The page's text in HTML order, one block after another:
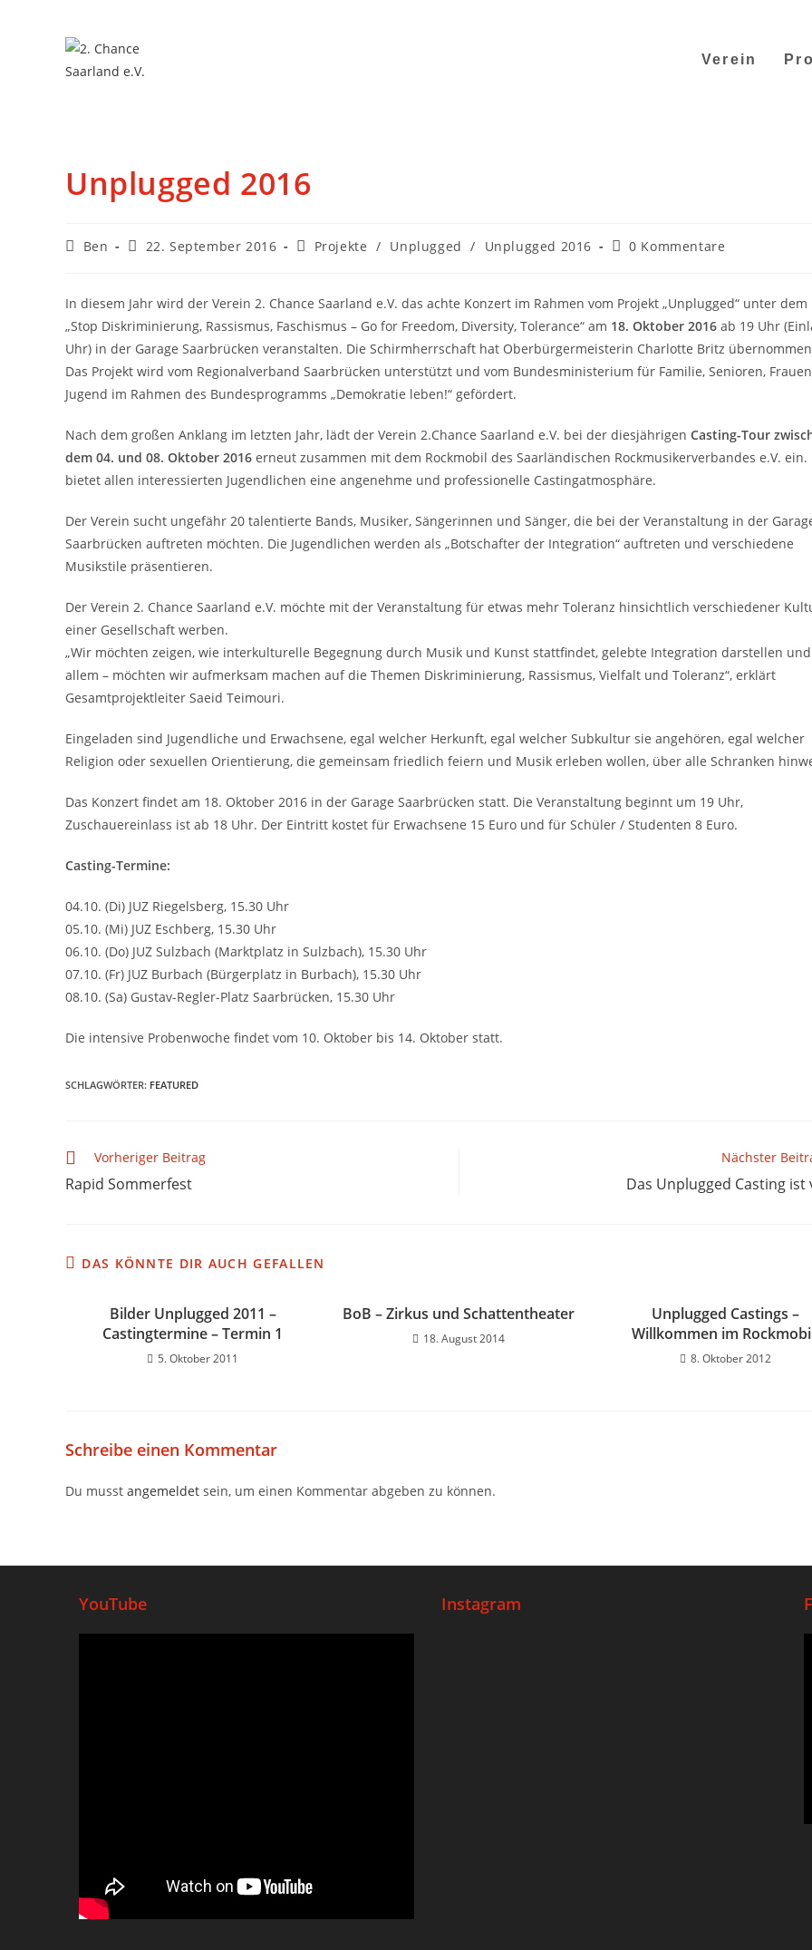
Verein
Unplugged 2016
Ben 22. September 2016 Projekte / Unplugged / Unplugged 2016 0 Kommentare
In diesem Jahr wird der Verein 2. Chance Saarland e.V. das achte Konzert im Rahmen vom Projekt „Unplugged“ unter
„Stop Diskriminierung, Rassismus, Faschismus – Go for Freedom, Diversity, Tolerance“ am 18. Oktober 2016 ab 19 Uhr
Uhr) in der Garage Saarbrücken veranstalten. Die Schirmherrschaft hat Oberbürgermeisterin Charlotte Britz
Das Projekt wird vom Regionalverband Saarbrücken unterstützt und vom Bundesministerium für Familie, Senioren,
Jugend im Rahmen des Bundesprogramms „Demokratie leben!“ gefördert.
Nach dem großen Anklang im letzten Jahr, lädt der Verein 2.Chance Saarland e.V. bei der diesjährigen Casting-Tour
dem 04. und 08. Oktober 2016 erneut zusammen mit dem Rockmobil des Saarländischen Rockmusikerverbandes e.V. ein.
bietet allen interessierten Jugendlichen eine angenehme und professionelle Castingatmosphäre.
Der Verein sucht ungefähr 20 talentierte Bands, Musiker, Sängerinnen und Sänger, die bei der Veranstaltung in der
Saarbrücken auftreten möchten. Die Jugendlichen werden als „Botschafter der Integration“ auftreten und verschiedene
Musikstile präsentieren.
Der Verein 2. Chance Saarland e.V. möchte mit der Veranstaltung für etwas mehr Toleranz hinsichtlich verschiedener
einer Gesellschaft werben.
„Wir möchten zeigen, wie interkulturelle Begegnung durch Musik und Kunst stattfindet, gelebte Integration darstellen
allem – möchten wir aufmerksam machen auf die Themen Diskriminierung, Rassismus, Vielfalt und Toleranz“, erklärt
Gesamtprojektleiter Saeid Teimouri.
Eingeladen sind Jugendliche und Erwachsene, egal welcher Herkunft, egal welcher Subkultur sie angehören, egal welcher
Religion oder sexuellen Orientierung, die gemeinsam friedlich feiern und Musik erleben wollen, über alle Schranken
Das Konzert findet am 18. Oktober 2016 in der Garage Saarbrücken statt. Die Veranstaltung beginnt um 19 Uhr,
Zuschauereinlass ist ab 18 Uhr. Der Eintritt kostet für Erwachsene 15 Euro und für Schüler / Studenten 8 Euro.
Casting-Termine:
04.10. (Di) JUZ Riegelsberg, 15.30 Uhr
05.10. (Mi) JUZ Eschberg, 15.30 Uhr
06.10. (Do) JUZ Sulzbach (Marktplatz in Sulzbach), 15.30 Uhr
07.10. (Fr) JUZ Burbach (Bürgerplatz in Burbach), 15.30 Uhr
08.10. (Sa) Gustav-Regler-Platz Saarbrücken, 15.30 Uhr
Die intensive Probenwoche findet vom 10. Oktober bis 14. Oktober statt.
SCHLAGWÖRTER: FEATURED
Vorheriger Beitrag
Rapid Sommerfest
Nächster
Das Unplugged Casting ist
DAS KÖNNTE DIR AUCH GEFALLEN
Bilder Unplugged 2011 –
Castingtermine – Termin 1
5. Oktober 2011
BoB – Zirkus und Schattentheater
18. August 2014
Unplugged Castings –
Willkommen im
8. Oktober 2012
Schreibe einen Kommentar
Du musst angemeldet sein, um einen Kommentar abgeben zu können.
YouTube Instagram